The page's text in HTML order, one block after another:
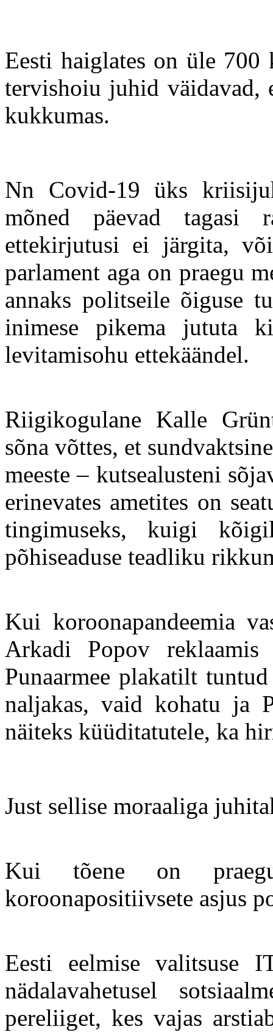
Eesti haiglates on üle
tervishoiu juhid
kukkumas.
Nn Covid-19 üks
mõned päevad tagasi
ettekirjutusi ei järgita,
parlament aga on praegu
annaks politseile õiguse
inimese pikema jututa
levitamisohu ettekäändel.
Riigikogulane Kalle
sõna võttes, et
meeste – kutsealusteni
erinevates ametites on
tingimuseks, kuigi
põhiseaduse teadliku
Kui koroonapandeemia
Arkadi Popov
Punaarmee plakatilt
naljakas, vaid kohatu ja
näiteks küüditatutele, ka
Just sellise moraaliga
Kui tõene on
koroonapositiivsete asjus
Eesti eelmise valitsuse
nädalavahetusel
pereliiget, kes vajas